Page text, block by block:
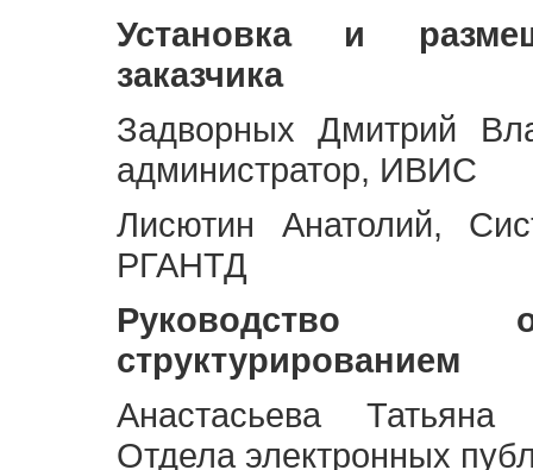
Установка и
заказчика
Задворных Дмитрий
администратор, ИВИС
Лисютин Анатолий,
РГАНТД
Руководство
структурированием
Анастасьева Татьяна
Отдела электронных